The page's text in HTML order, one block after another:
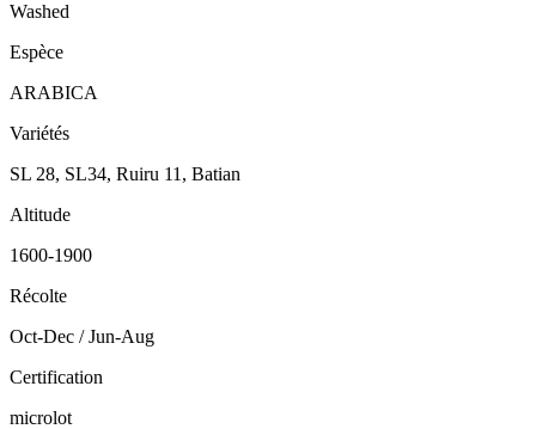
Washed
Espèce
ARABICA
Variétés
SL 28, SL34, Ruiru 11, Batian
Altitude
1600-1900
Récolte
Oct-Dec / Jun-Aug
Certification
microlot